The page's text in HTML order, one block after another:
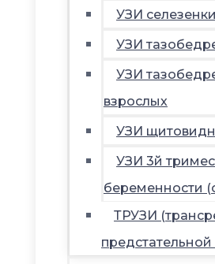
УЗИ селезенки
УЗИ
УЗИ
взрослых
УЗИ
УЗИ 3й
беременности
ТРУЗИ